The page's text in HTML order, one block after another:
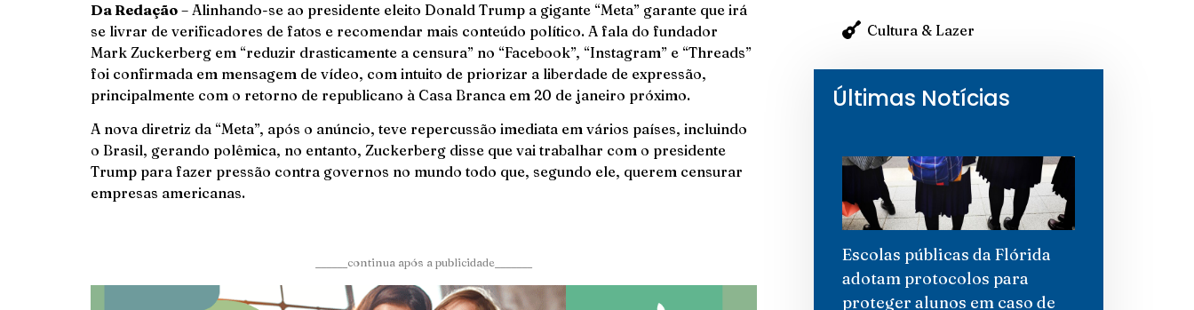
Da Redação – Alinhando-se ao presidente eleito Donald Trump a gigante “Meta” garante que irá
se livrar de verificadores de fatos e recomendar mais conteúdo político. A fala do fundador
Mark Zuckerberg em “reduzir drasticamente a censura” no “Facebook”, “Instagram” e “Threads”
foi confirmada em mensagem de vídeo, com intuito de priorizar a liberdade de expressão,
principalmente com o retorno de republicano à Casa Branca em 20 de janeiro próximo.
A nova diretriz da “Meta”, após o anúncio, teve repercussão imediata em vários países, incluindo
o Brasil, gerando polêmica, no entanto, Zuckerberg disse que vai trabalhar com o presidente
Trump para fazer pressão contra governos no mundo todo que, segundo ele, querem censurar
empresas americanas.
______continua após a publicidade_______
Cultura & Lazer
Últimas Notícias
Escolas públicas da Flórida
adotam protocolos para
proteger alunos em caso de